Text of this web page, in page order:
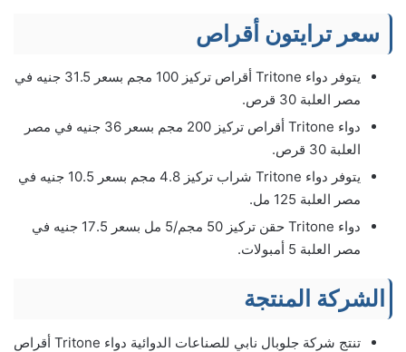
سعر ترايتون أقراص
يتوفر دواء Tritone أقراص تركيز 100 مجم بسعر 31.5 جنيه في
مصر العلبة 30 قرص.
دواء Tritone أقراص تركيز 200 مجم بسعر 36 جنيه في مصر
العلبة 30 قرص.
يتوفر دواء Tritone شراب تركيز 4.8 مجم بسعر 10.5 جنيه في
مصر العلبة 125 مل.
دواء Tritone حقن تركيز 50 مجم/5 مل بسعر 17.5 جنيه في
مصر العلبة 5 أمبولات.
الشركة المنتجة
تنتج شركة جلوبال نابي للصناعات الدوائية دواء Tritone أقراص